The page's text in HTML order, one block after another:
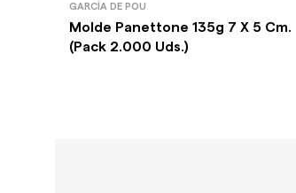
GARCÍA DE POU
Molde Panettone 135g 7 X 5 Cm.
(Pack 2.000 Uds.)